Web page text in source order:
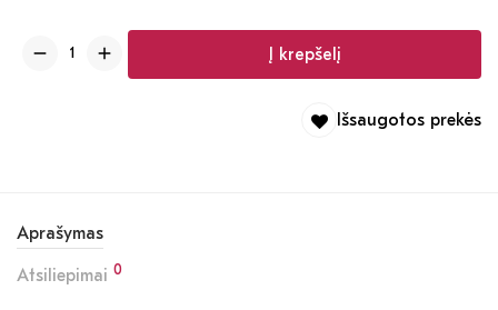
Į krepšelį
Išsaugotos prekės
Aprašymas
Atsiliepimai 0